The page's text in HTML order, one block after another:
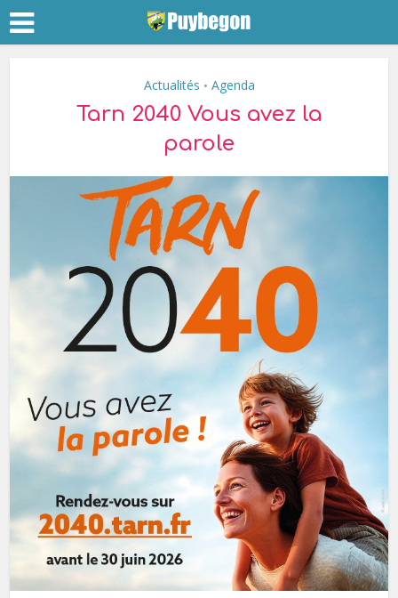
Actualités • Agenda
Tarn 2040 Vous avez la
parole